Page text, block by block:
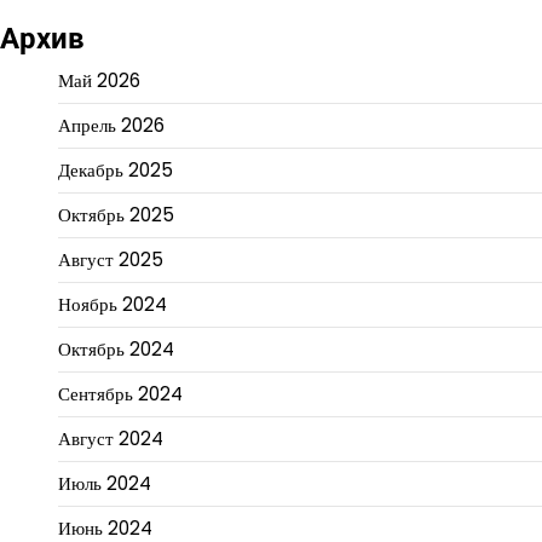
Архив
Май 2026
Апрель 2026
Декабрь 2025
Октябрь 2025
Август 2025
Ноябрь 2024
Октябрь 2024
Сентябрь 2024
Август 2024
Июль 2024
Июнь 2024